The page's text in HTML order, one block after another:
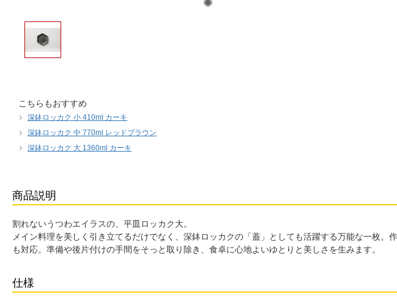
こちらもおすすめ
深鉢ロッカク 小 410ml カーキ
深鉢ロッカク 中 770ml レッドブラウン
深鉢ロッカク 大 1360ml カーキ
商品説明
割れないうつわエイラスの、平皿ロッカク大。
メイン料理を美しく引き立てるだけでなく、深鉢ロッカクの「蓋」としても活躍する万能な一枚
も対応。準備や後片付けの手間をそっと取り除き、食卓に心地よいゆとりと美しさを生みます。
仕様